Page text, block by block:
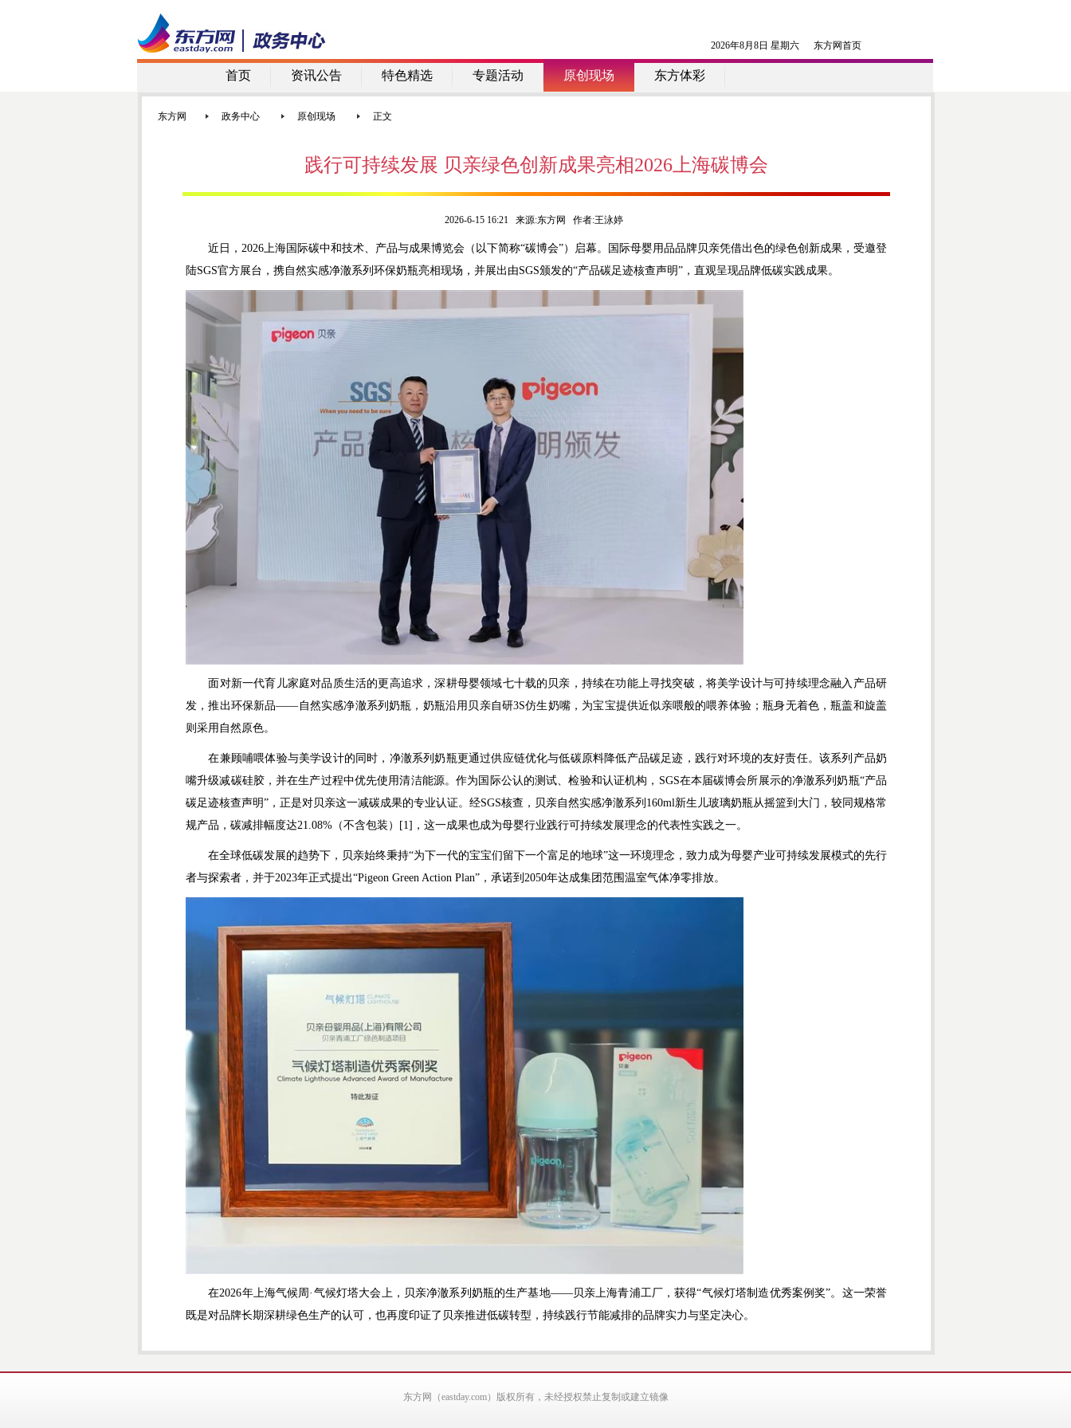
2026年8月8日 星期六 东方网首页
首页 资讯公告 特色精选 专题活动 原创现场 东方体彩
东方网 政务中心 原创现场 正文
践行可持续发展 贝亲绿色创新成果亮相2026上海碳博会
2026-6-15 16:21 来源:东方网 作者:王泳婷
近日，2026上海国际碳中和技术、产品与成果博览会（以下简称“碳博会”）启幕。国际母婴用品品牌贝亲凭借出色的绿色创新成果，受邀登
陆SGS官方展台，携自然实感净澈系列环保奶瓶亮相现场，并展出由SGS颁发的“产品碳足迹核查声明”，直观呈现品牌低碳实践成果。
面对新一代育儿家庭对品质生活的更高追求，深耕母婴领域七十载的贝亲，持续在功能上寻找突破，将美学设计与可持续理念融入产品研
发，推出环保新品——自然实感净澈系列奶瓶，奶瓶沿用贝亲自研3S仿生奶嘴，为宝宝提供近似亲喂般的喂养体验；瓶身无着色，瓶盖和旋盖
则采用自然原色。
在兼顾哺喂体验与美学设计的同时，净澈系列奶瓶更通过供应链优化与低碳原料降低产品碳足迹，践行对环境的友好责任。该系列产品奶
嘴升级减碳硅胶，并在生产过程中优先使用清洁能源。作为国际公认的测试、检验和认证机构，SGS在本届碳博会所展示的净澈系列奶瓶“产品
碳足迹核查声明”，正是对贝亲这一减碳成果的专业认证。经SGS核查，贝亲自然实感净澈系列160ml新生儿玻璃奶瓶从摇篮到大门，较同规格常
规产品，碳减排幅度达21.08%（不含包装）[1]，这一成果也成为母婴行业践行可持续发展理念的代表性实践之一。
在全球低碳发展的趋势下，贝亲始终秉持“为下一代的宝宝们留下一个富足的地球”这一环境理念，致力成为母婴产业可持续发展模式的先行
者与探索者，并于2023年正式提出“Pigeon Green Action Plan”，承诺到2050年达成集团范围温室气体净零排放。
在2026年上海气候周·气候灯塔大会上，贝亲净澈系列奶瓶的生产基地——贝亲上海青浦工厂，获得“气候灯塔制造优秀案例奖”。这一荣誉
既是对品牌长期深耕绿色生产的认可，也再度印证了贝亲推进低碳转型，持续践行节能减排的品牌实力与坚定决心。